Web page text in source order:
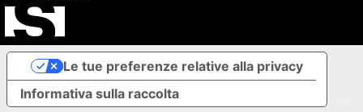
Informativa sulla raccolta
Le tue preferenze relative alla privacy